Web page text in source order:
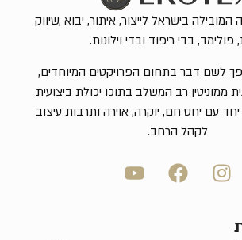
בישראל לייצור, איתור, יבוא ,שיווק
פולימד, בדי ריפוד ובדי וילונות.
לשם דבר בתחום הפרויקטים המיוחדים,
ממוניטין רב המשלב בתוכו יכולת ביצועית
עם יחס חם, יוקרה, אוירה ותרבות עיצוב
לקהל הרחב.